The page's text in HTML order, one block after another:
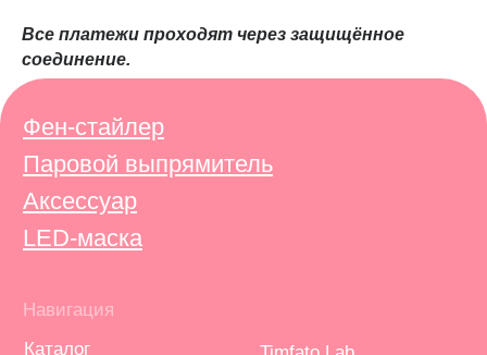
Все платежи проходят через защищённое
соединение.
Сотрудничество
Оптовые закупки
Юридическая информация
Политика конфиденциальности
Социальные сети
Служба поддержки
Бот-поддержки